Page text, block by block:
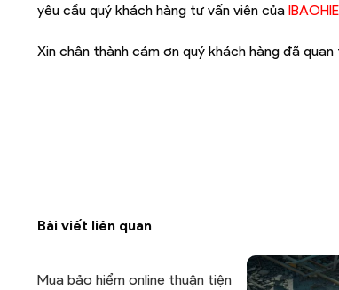
yêu cầu quý khách hàng tư vấn viên của
Xin chân thành cám ơn quý khách hàng đã
Bài viết liên quan
Mua bảo hiểm online thuận tiện